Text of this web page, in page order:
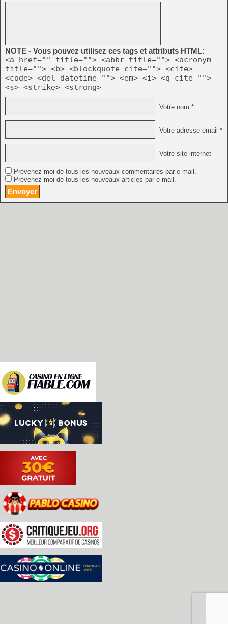
NOTE - Vous pouvez utilisez ces tags et attributs HTML:
<a href="" title=""> <abbr title=""> <acronym
title=""> <b> <blockquote cite=""> <cite>
<code> <del datetime=""> <em> <i> <q cite="">
<s> <strike> <strong>
Votre nom *
Votre adresse email *
Votre site internet
Prévenez-moi de tous les nouveaux commentaires par e-mail.
Prévenez-moi de tous les nouveaux articles par e-mail.